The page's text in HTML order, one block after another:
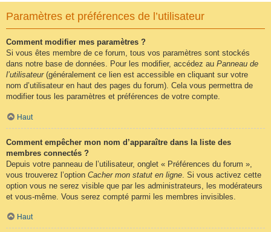
Paramètres et préférences de l’utilisateur
Comment modifier mes paramètres ?
Si vous êtes membre de ce forum, tous vos paramètres sont stockés
dans notre base de données. Pour les modifier, accédez au Panneau de
l’utilisateur(généralement ce lien est accessible en cliquant sur votre
nom d’utilisateur en haut des pages du forum). Cela vous permettra de
modifier tous les paramètres et préférences de votre compte.
Haut
Comment empêcher mon nom d’apparaître dans la liste des
membres connectés ?
Depuis votre panneau de l’utilisateur, onglet « Préférences du forum »,
vous trouverez l’option Cacher mon statut en ligne . Si vous activez cette
option vous ne serez visible que par les administrateurs, les modérateurs
et vous-même. Vous serez compté parmi les membres invisibles.
Haut